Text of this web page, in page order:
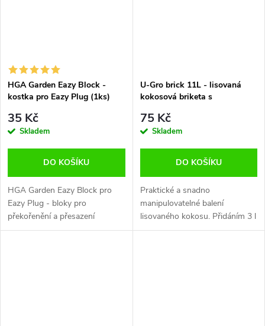
HGA Garden Eazy Block -
kostka pro Eazy Plug (1ks)
35 Kč
Skladem
DO KOŠÍKU
HGA Garden Eazy Block pro
Eazy Plug - bloky pro
překořenění a přesazení
zakořeněných řízků. HGA
U-Gro brick 11L - lisovaná
kokosová briketa s
75 Kč
Skladem
DO KOŠÍKU
Praktické a snadno
manipulovatelné balení
lisovaného kokosu. Přidáním 3 l
vody lze získat 11 l kvalitního